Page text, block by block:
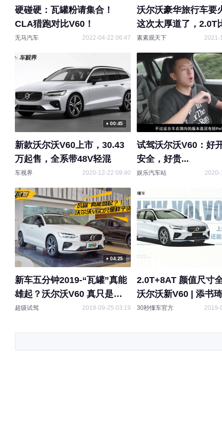
硬碰硬：瓦罐粉请集合！
CLA猎跑对比V60！
无马汽车 2022-04-22 06:47
沃尔沃豪华旅行车要
这次太厚道了，2.0T
还能跑
素素观天下 2021-
00:45
新款沃尔沃V60上市，30.43
万起售，全系带48V轻混
车视界 2020-12-22 09:40
试驾沃尔沃V60：好
安全，好贵...
娱乐汽车站 2020-
04:25
新车五分钟2019-“瓦罐”真能
雄起？沃尔沃V60 真只是样
子货？
超级试驾 2019-09-25 03:19
2.0T+8AT 颜值尺寸
沃尔沃新V60 | 添书
30秒懂车官方 2019-